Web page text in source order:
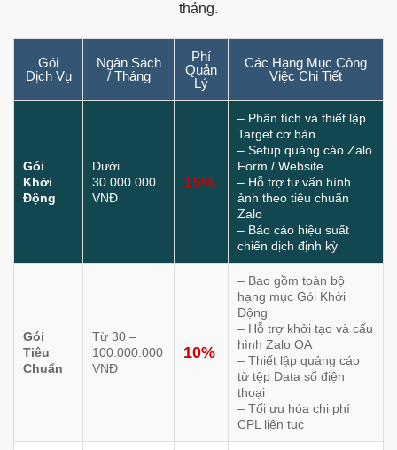
tháng.
Gói
Dịch Vụ
Ngân Sách
/ Tháng
Phí
Quản
Lý
Các Hạng Mục Công
Việc Chi Tiết
Gói
Khởi
Động
Dưới
30.000.000
VNĐ
15%
– Phân tích và thiết lập
Target cơ bản
– Setup quảng cáo Zalo
Form / Website
– Hỗ trợ tư vấn hình
ảnh theo tiêu chuẩn
Zalo
– Báo cáo hiệu suất
chiến dịch định kỳ
Gói
Tiêu
Chuẩn
Từ 30 –
100.000.000
VNĐ
10%
– Bao gồm toàn bộ
hạng mục Gói Khởi
Động
– Hỗ trợ khởi tạo và cấu
hình Zalo OA
– Thiết lập quảng cáo
từ tệp Data số điện
thoại
– Tối ưu hóa chi phí
CPL liên tục